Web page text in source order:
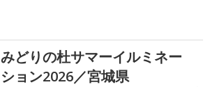
みどりの杜サマーイルミネー
ション2026／宮城県